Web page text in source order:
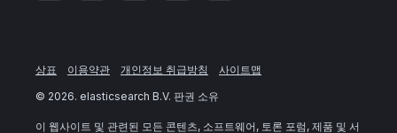
상표 이용약관 개인정보 취급방침
사이트맵
© 2026. elasticsearch B.V. 판권 소유
이 웹사이트 및 관련된 모든 콘텐츠, 소프트웨어, 토론 포럼, 제품 및 서